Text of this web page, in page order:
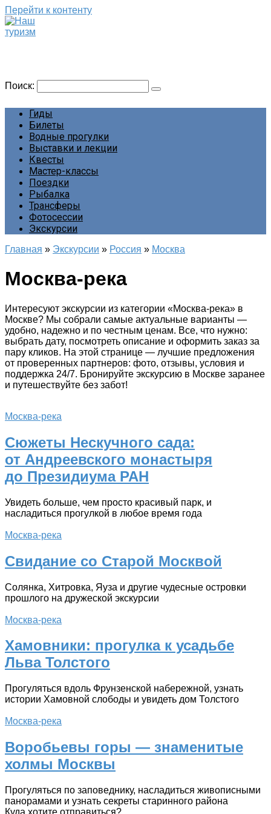
Перейти к контенту
Поиск:
Гиды
Билеты
Водные прогулки
Выставки и лекции
Квесты
Мастер-классы
Поездки
Рыбалка
Трансферы
Фотосессии
Экскурсии
Главная » Экскурсии » Россия » Москва
Москва-река
Интересуют экскурсии из категории «Москва-река» в
Москве? Мы собрали самые актуальные варианты —
удобно, надежно и по честным ценам. Все, что нужно:
выбрать дату, посмотреть описание и оформить заказ за
пару кликов. На этой странице — лучшие предложения
от проверенных партнеров: фото, отзывы, условия и
поддержка 24/7. Бронируйте экскурсию в Москве заранее
и путешествуйте без забот!
Москва-река
Сюжеты Нескучного сада:
от Андреевского монастыря
до Президиума РАН
Увидеть больше, чем просто красивый парк, и
насладиться прогулкой в любое время года
Москва-река
Свидание со Старой Москвой
Солянка, Хитровка, Яуза и другие чудесные островки
прошлого на дружеской экскурсии
Москва-река
Хамовники: прогулка к усадьбе
Льва Толстого
Прогуляться вдоль Фрунзенской набережной, узнать
истории Хамовной слободы и увидеть дом Толстого
Москва-река
Воробьевы горы — знаменитые
холмы Москвы
Прогуляться по заповеднику, насладиться живописными
панорамами и узнать секреты старинного района